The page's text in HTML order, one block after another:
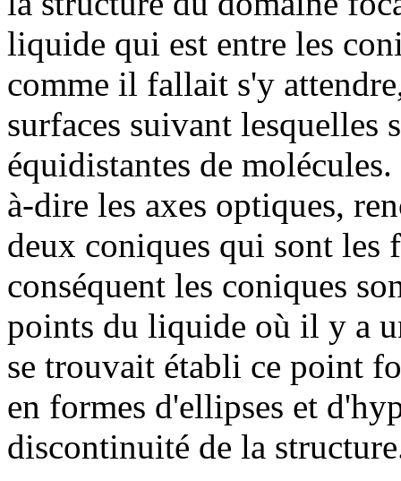
liquide qui est entre les
comme il fallait s'y
surfaces suivant lesquelles
équidistantes de
à-dire les axes optiques,
deux coniques qui sont les
conséquent les coniques
points du liquide où il y a
se trouvait établi ce point
en formes d'ellipses et
discontinuité de la